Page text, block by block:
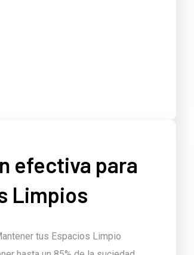
efectiva para
Limpios
tus Espacios Limpio